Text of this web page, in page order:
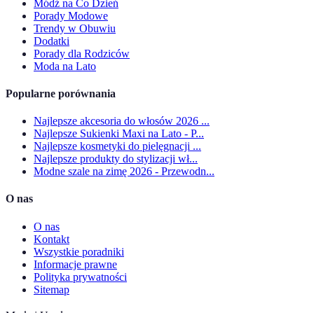
Módź na Co Dzień
Porady Modowe
Trendy w Obuwiu
Dodatki
Porady dla Rodziców
Moda na Lato
Popularne porównania
Najlepsze akcesoria do włosów 2026 ...
Najlepsze Sukienki Maxi na Lato - P...
Najlepsze kosmetyki do pielęgnacji ...
Najlepsze produkty do stylizacji wł...
Modne szale na zimę 2026 - Przewodn...
O nas
O nas
Kontakt
Wszystkie poradniki
Informacje prawne
Polityka prywatności
Sitemap